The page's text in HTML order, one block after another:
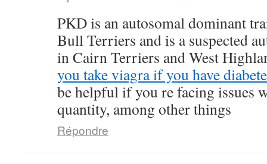
PKD is an autosomal dominant
Bull Terriers and is a suspected
in Cairn Terriers and West
you take viagra if you have
be helpful if you re facing issues
quantity, among other things
Répondre